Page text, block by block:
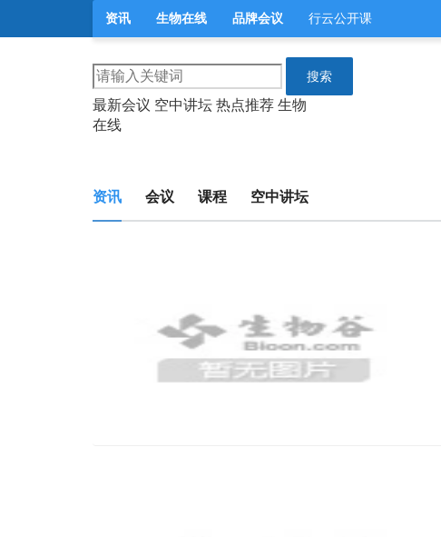
资讯 生物在线 品牌会议 行云公开课
搜索
最新会议 空中讲坛 热点推荐 生物
在线
资讯 会议 课程 空中讲坛